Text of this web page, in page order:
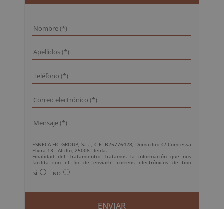
ESNECA FIC GROUP, S.L. , CIF: B25776428, Domicilio: C/ Comtessa
Elvira 13 - Altillo, 25008 Lleida.
Finalidad del Tratamiento: Tratamos la información que nos
facilita con el fin de enviarle correos electrónicos de tipo
comercial relacionado con los productos ofrecidos y otros tipo de
productos que fueran de su interés.
suficientemente, dirigiéndose a la dirección
Para más información consulte nuestra Política de Privacidad.
SÍ NO